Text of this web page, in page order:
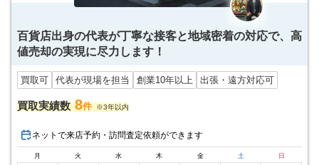
百貨店出身の代表が丁寧な接客と地域密着の対応で、高
値売却の実現に尽力します！
買取可 代表が現場を担当 創業10年以上 出張・遠方対応可
買取実績数 8件 ※3年以内
ネットで来店予約・訪問査定依頼ができます
月 火 水 木 金 土 日